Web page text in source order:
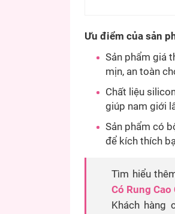
Ưu điểm của sản
Sản phẩm giá
mịn, an toàn
Chất liệu
giúp nam giới
Sản phẩm có
để kích thích
Tìm hiểu
Có Rung Cao
Khách hàng